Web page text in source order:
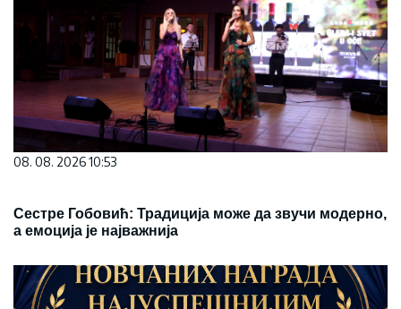
08. 08. 2026 10:53
Сестре Гобовић: Традиција може да звучи модерно,
а емоција је најважнија